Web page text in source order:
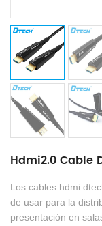
Hdmi2.0 Cable
Los cables hdmi
de usar para la
presentación en